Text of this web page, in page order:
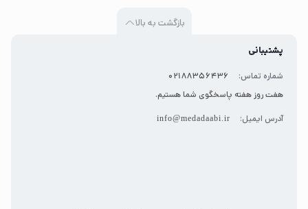
بازگشت به بالا
پشتیبانی
شماره تماس:
02188356436
هفت روز هفته پاسخگوی شما هستیم.
آدرس ایمیل: info@medadaabi.ir